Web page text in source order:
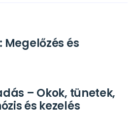
és
– Okok, tünetek,
és kezelés